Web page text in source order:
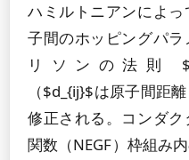
ハミルトニアンによ
子間のホッピングパ
リソンの法則
（$d_{ij}$は原子間距
修正される。コンダ
関数（NEGF）枠組み